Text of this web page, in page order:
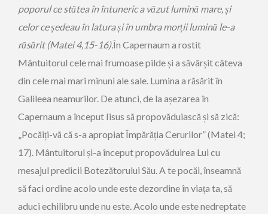
poporul ce stătea în întuneric a văzut lumină mare, și
celor ce ședeau în latura și în umbra morții lumină le-a
răsărit (Matei 4,15-16).În Capernaum a rostit
Mântuitorul cele mai frumoase pilde și a săvârșit câteva
din cele mai mari minuni ale sale. Lumina a răsărit în
Galileea neamurilor. De atunci, de la așezarea în
Capernaum a început Iisus să propovăduiască și să zică:
„Pocăiți-vă că s-a apropiat Împărăția Cerurilor” (Matei 4;
17). Mântuitorul și-a început propovăduirea Lui cu
mesajul predicii Botezătorului Său. A te pocăi, înseamnă
să faci ordine acolo unde este dezordine în viața ta, să
aduci echilibru unde nu este. Acolo unde este nedreptate